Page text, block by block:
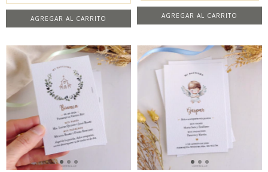
AGREGAR AL CARRITO AGREGAR AL CARRITO